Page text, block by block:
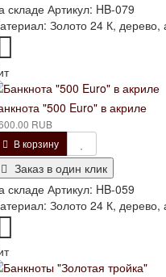
складе Артикул: HB-079
Золото 24 К,
"500 Euro" в акриле
RUB
В корзину
Заказ в один клик
складе Артикул: HB-059
Золото 24 К,